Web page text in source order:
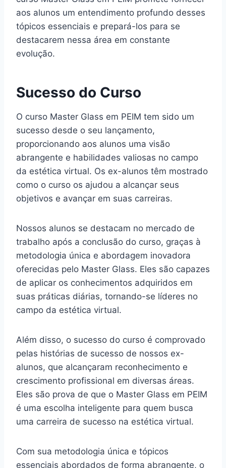
aos alunos um entendimento profundo desses
tópicos essenciais e prepará-los para se
destacarem nessa área em constante
evolução.
Sucesso do Curso
O curso Master Glass em PEIM tem sido um
sucesso desde o seu lançamento,
proporcionando aos alunos uma visão
abrangente e habilidades valiosas no campo
da estética virtual. Os ex-alunos têm mostrado
como o curso os ajudou a alcançar seus
objetivos e avançar em suas carreiras.
Nossos alunos se destacam no mercado de
trabalho após a conclusão do curso, graças à
metodologia única e abordagem inovadora
oferecidas pelo Master Glass. Eles são capazes
de aplicar os conhecimentos adquiridos em
suas práticas diárias, tornando-se líderes no
campo da estética virtual.
Além disso, o sucesso do curso é comprovado
pelas histórias de sucesso de nossos ex-
alunos, que alcançaram reconhecimento e
crescimento profissional em diversas áreas.
Eles são prova de que o Master Glass em PEIM
é uma escolha inteligente para quem busca
uma carreira de sucesso na estética virtual.
Com sua metodologia única e tópicos
essenciais abordados de forma abrangente, o